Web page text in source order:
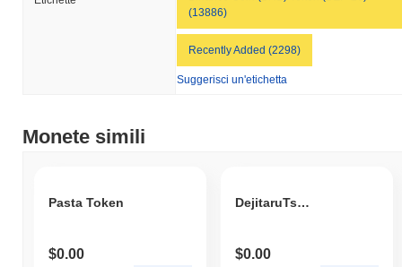
(13886)
Recently Added (2298)
Suggerisci un'etichetta
Monete simili
Pasta Token
$0.00
DejitaruTsuka
$0.00